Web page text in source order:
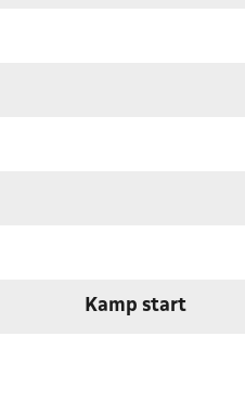
Kamp start